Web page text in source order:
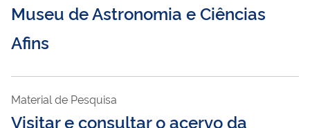
Museu de Astronomia e Ciências
Afins
Material de Pesquisa
Visitar e consultar o acervo da